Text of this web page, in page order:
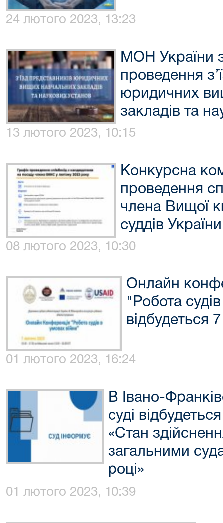
24 лютого 2023, 13:23
МОН України
проведення
юридичних
закладів та
13 лютого 2023, 10:15
Конкурсна
проведення
члена Вищої
суддів
08 лютого 2023, 10:30
Онлайн
"Робота
відбудеться
01 лютого 2023, 16:24
В Івано-
суді
«Стан
загальними
році»
01 лютого 2023, 10:39